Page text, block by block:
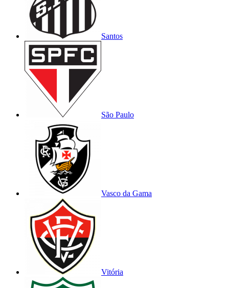
Santos
São Paulo
Vasco da Gama
Vitória